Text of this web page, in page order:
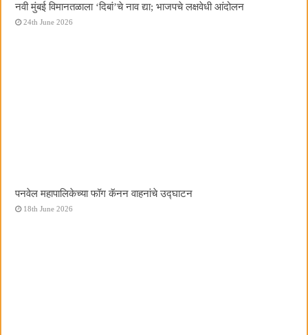
नवी मुंबई विमानतळाला ‌‘दिबां‌’चे नाव द्या; भाजपचे लक्षवेधी आंदोलन
24th June 2026
पनवेल महापालिकेच्या फॉग कॅनन वाहनांचे उद्घाटन
18th June 2026